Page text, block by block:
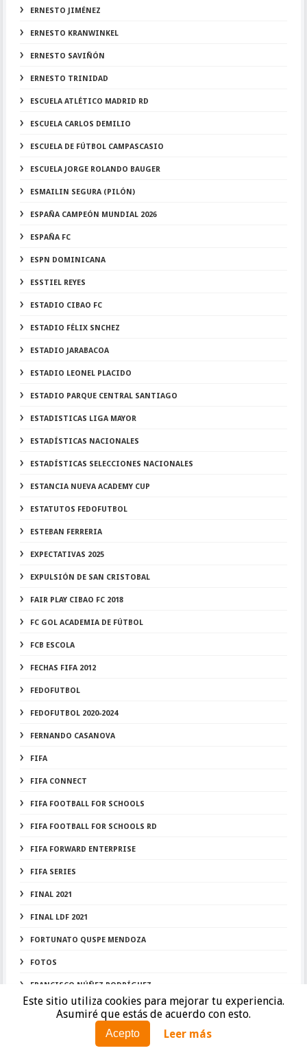
Este sitio utiliza cookies para mejorar tu experiencia.
Asumiré que estás de acuerdo con esto.
Acepto Leer más
ERNESTO JIMÉNEZ
ERNESTO KRANWINKEL
ERNESTO SAVIÑÓN
ERNESTO TRINIDAD
ESCUELA ATLÉTICO MADRID RD
ESCUELA CARLOS DEMILIO
ESCUELA DE FÚTBOL CAMPASCASIO
ESCUELA JORGE ROLANDO BAUGER
ESMAILIN SEGURA (PILÓN)
ESPAÑA CAMPEÓN MUNDIAL 2026
ESPAÑA FC
ESPN DOMINICANA
ESSTIEL REYES
ESTADIO CIBAO FC
ESTADIO FÉLIX SNCHEZ
ESTADIO JARABACOA
ESTADIO LEONEL PLACIDO
ESTADIO PARQUE CENTRAL SANTIAGO
ESTADISTICAS LIGA MAYOR
ESTADÍSTICAS NACIONALES
ESTADÍSTICAS SELECCIONES NACIONALES
ESTANCIA NUEVA ACADEMY CUP
ESTATUTOS FEDOFUTBOL
ESTEBAN FERRERIA
EXPECTATIVAS 2025
EXPULSIÓN DE SAN CRISTOBAL
FAIR PLAY CIBAO FC 2018
FC GOL ACADEMIA DE FÚTBOL
FCB ESCOLA
FECHAS FIFA 2012
FEDOFUTBOL
FEDOFUTBOL 2020-2024
FERNANDO CASANOVA
FIFA
FIFA CONNECT
FIFA FOOTBALL FOR SCHOOLS
FIFA FOOTBALL FOR SCHOOLS RD
FIFA FORWARD ENTERPRISE
FIFA SERIES
FINAL 2021
FINAL LDF 2021
FORTUNATO QUSPE MENDOZA
FOTOS
FRANCISCO NÚÑEZ RODRÍGUEZ
FRANCISCO O. MORALES VÁSQUEZ